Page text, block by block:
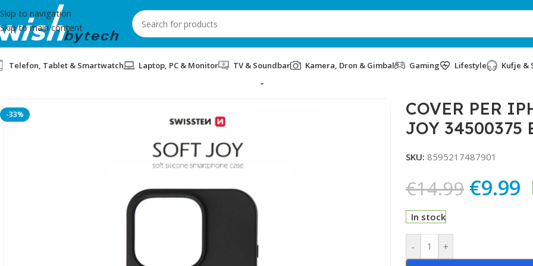
Skip to navigation
Skip to main content
Telefon, Tablet & Smartwatch Laptop, PC & Monitor TV & Soundbar Kamera, Dron & Gimbal Gaming Lifestyle Kufje &
-33%
COVER PER
JOY 34500375
SKU: 8595217487901
€14.99 €9.99
In stock
- +
Alternative: